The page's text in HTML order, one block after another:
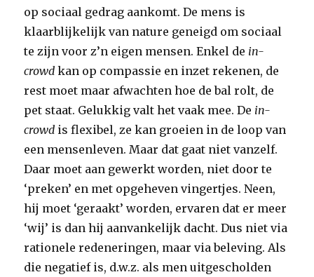
op sociaal gedrag aankomt. De mens is
klaarblijkelijk van nature geneigd om sociaal
te zijn voor z’n eigen mensen. Enkel de in-
crowdkan op compassie en inzet rekenen, de
rest moet maar afwachten hoe de bal rolt, de
pet staat. Gelukkig valt het vaak mee. De in-
crowd is flexibel, ze kan groeien in de loop van
een mensenleven. Maar dat gaat niet vanzelf.
Daar moet aan gewerkt worden, niet door te
‘preken’ en met opgeheven vingertjes. Neen,
hij moet ‘geraakt’ worden, ervaren dat er meer
‘wij’ is dan hij aanvankelijk dacht. Dus niet via
rationele redeneringen, maar via beleving. Als
die negatief is, d.w.z. als men uitgescholden